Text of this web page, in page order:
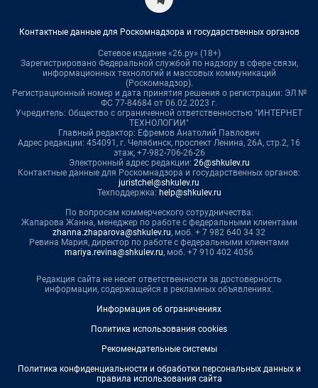
Контактные данные для Роскомнадзора и государственных органов
Сетевое издание «26.ру» (18+)
Зарегистрировано Федеральной службой по надзору в сфере связи,
информационных технологий и массовых коммуникаций
(Роскомнадзор).
Регистрационный номер и дата принятия решения о регистрации: ЭЛ №
ФС 77-84684 от 06.02.2023 г.
Учредитель: Общество с ограниченной ответственностью "ИНТЕРНЕТ
ТЕХНОЛОГИИ"
Главный редактор: Ефремов Анатолий Павлович
Адрес редакции: 454091, г. Челябинск, проспект Ленина, 26А, стр.2, 16
этаж, +7-982-706-26-26
Электронный адрес редакции: 26@shkulev.ru
Контактные данные для Роскомнадзора и государственных органов:
juristchel@shkulev.ru
Техподдержка: help@shkulev.ru
По вопросам коммерческого сотрудничества:
Жапарова Жанна, менеджер по работе с федеральными клиентами
zhanna.zhaparova@shkulev.ru, моб. + 7 982 640 34 32
Ревина Мария, директор по работе с федеральными клиентами
mariya.revina@shkulev.ru, моб. +7 910 402 4056
Редакция сайта не несет ответственности за достоверность
информации, содержащейся в рекламных объявлениях.
Информация об ограничениях
Политика использования cookies
Рекомендательные системы
Политика конфиденциальности и обработки персональных данных и
правила использования сайта